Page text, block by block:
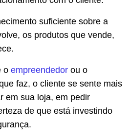
suficiente sobre a
os produtos que vende,
o empreendedor ou o
faz, o cliente se sente mais
em sua loja, em pedir
de que está investindo